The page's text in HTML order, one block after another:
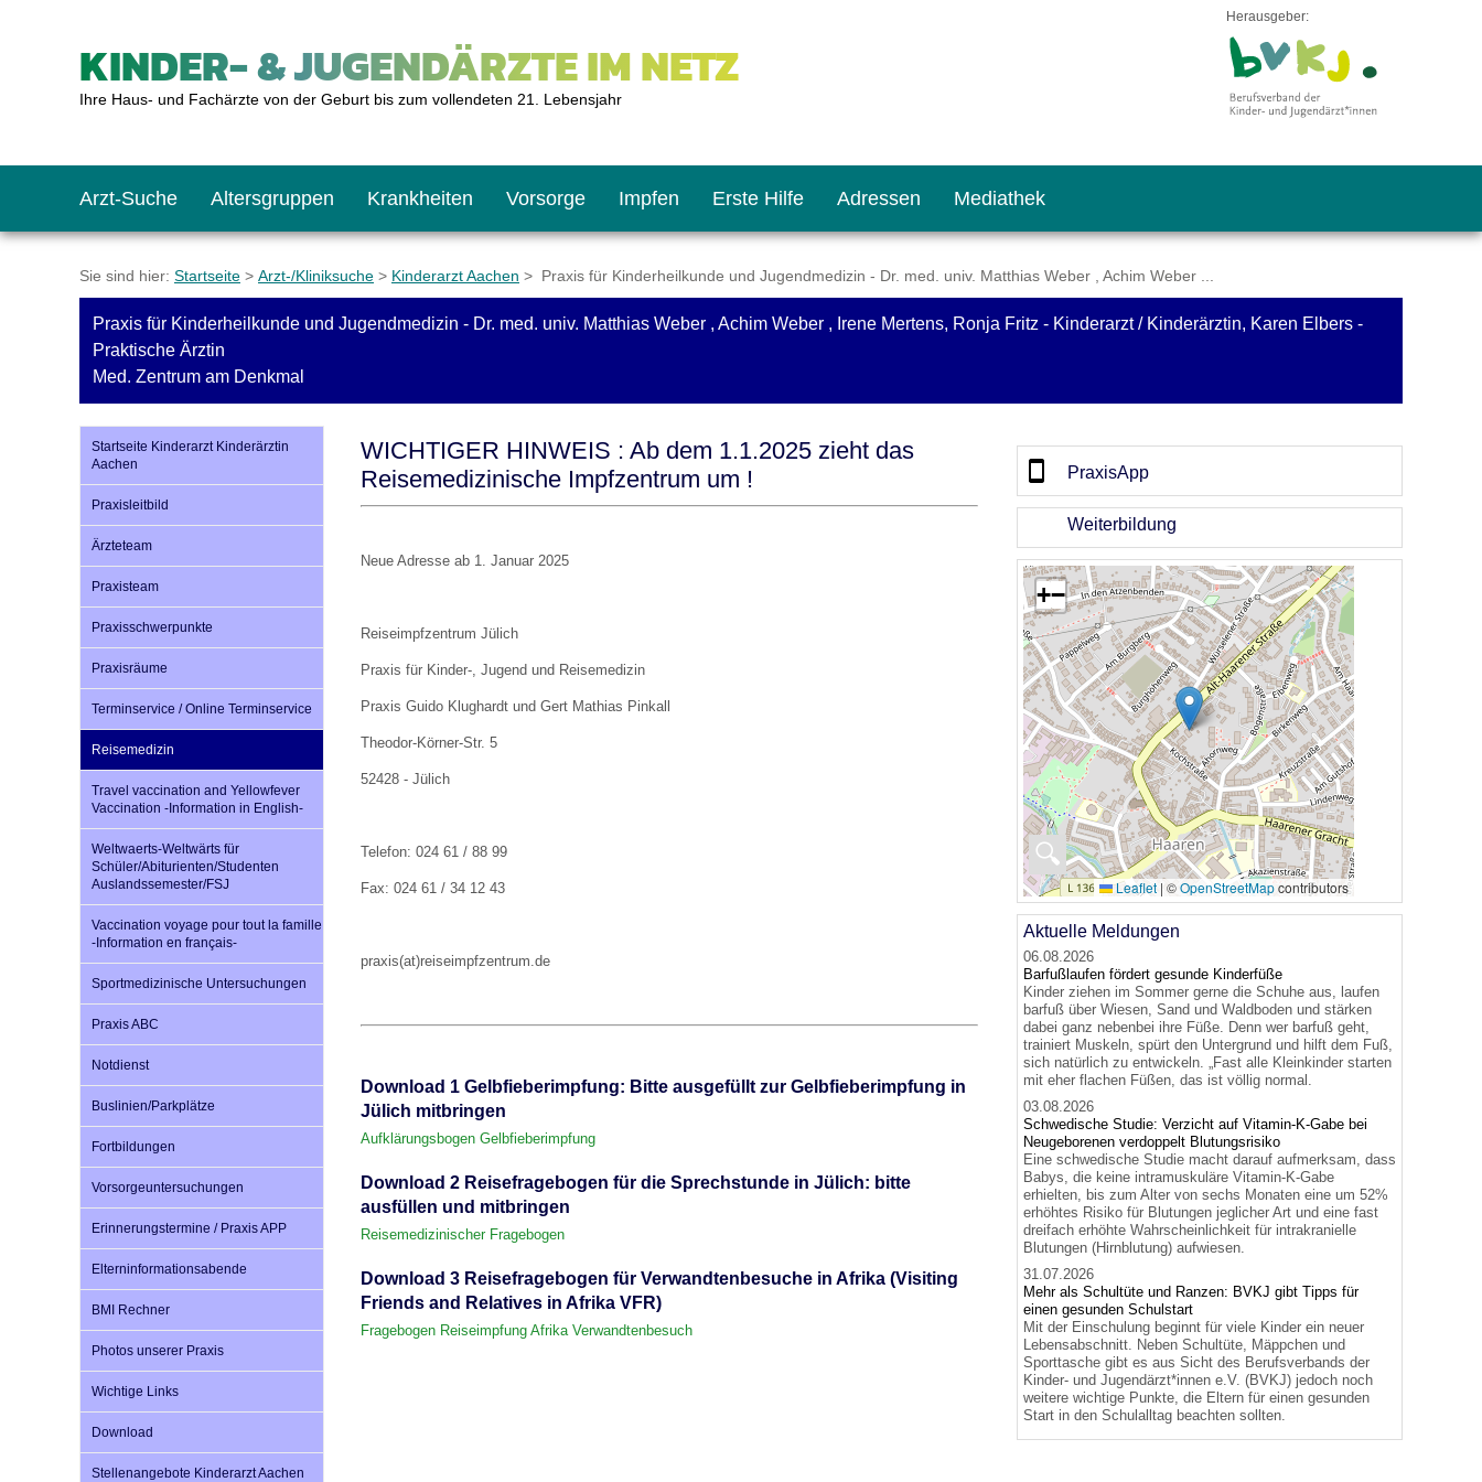
KINDER- & JUGENDÄRZTE IM NETZ
Ihre Haus- und Fachärzte von der Geburt bis zum vollendeten 21. Lebensjahr
Herausgeber:
Arzt-Suche Altersgruppen
Das erste Jahr
Jugendliche
Krankheiten Vorsorge
Baby: U1 bis U6
Teenager: J1 bis J2
Impfen
Impfkalender
Impfreaktionen
Impfsicherheit
Häufige Fragen
Recht auf Impfung
Vorsorge- und Impferinnerung
Erste Hilfe
Notrufnummern
Sofortmaßnahmen
Notdienste
Adressen
Notdienste
Link-Tipps
Mediathek
BMI-Rechner
Wachstum-Rechner
Empfehlungen zum Bildschirmmediengebrauch
Hörlexikon
Material zu den Vorsorgen
Entwicklungskalender
Broschüren und Informationsflyer
Sie sind hier: Startseite > Arzt-/Kliniksuche > Kinderarzt Aachen > Praxis für Kinderheilkunde und Jugendmedizin - Dr. med. univ. Matthias Weber , Achim Weber ...
Praxis für Kinderheilkunde und Jugendmedizin - Dr. med. univ. Matthias Weber , Achim Weber , Irene Mertens, Ronja Fritz - Kinderarzt / Kinderärztin, Karen Elbers -
Praktische Ärztin
Med. Zentrum am Denkmal
Startseite Kinderarzt Kinderärztin
Aachen
Praxisleitbild
Ärzteteam
Praxisteam
Praxisschwerpunkte
Praxisräume
Terminservice / Online Terminservice
Reisemedizin
Travel vaccination and Yellowfever
Vaccination -Information in English-
Weltwaerts-Weltwärts für
Schüler/Abiturienten/Studenten
Auslandssemester/FSJ
Vaccination voyage pour tout la famille
-Information en français-
Sportmedizinische Untersuchungen
Praxis ABC
Notdienst
Buslinien/Parkplätze
Fortbildungen
Vorsorgeuntersuchungen
Erinnerungstermine / Praxis APP
Elterninformationsabende
BMI Rechner
Photos unserer Praxis
Wichtige Links
Download
Stellenangebote Kinderarzt Aachen
WICHTIGER HINWEIS : Ab dem 1.1.2025 zieht das
Reisemedizinische Impfzentrum um !
Neue Adresse ab 1. Januar 2025
Reiseimpfzentrum Jülich
Praxis für Kinder-, Jugend und Reisemedizin
Praxis Guido Klughardt und Gert Mathias Pinkall
Theodor-Körner-Str. 5
52428 - Jülich
Telefon: 024 61 / 88 99
Fax: 024 61 / 34 12 43
praxis(at)reiseimpfzentrum.de
Download 1 Gelbfieberimpfung: Bitte ausgefüllt zur Gelbfieberimpfung in
Jülich mitbringen
Aufklärungsbogen Gelbfieberimpfung
Download 2 Reisefragebogen für die Sprechstunde in Jülich: bitte
ausfüllen und mitbringen
Reisemedizinischer Fragebogen
Download 3 Reisefragebogen für Verwandtenbesuche in Afrika (Visiting
Friends and Relatives in Afrika VFR)
Fragebogen Reiseimpfung Afrika Verwandtenbesuch
PraxisApp
Weiterbildung
🔍
+−
Leaflet | ©OpenStreetMapcontributors
Aktuelle Meldungen
06.08.2026
Barfußlaufen fördert gesunde Kinderfüße
Kinder ziehen im Sommer gerne die Schuhe aus, laufen
barfuß über Wiesen, Sand und Waldboden und stärken
dabei ganz nebenbei ihre Füße. Denn wer barfuß geht,
trainiert Muskeln, spürt den Untergrund und hilft dem Fuß,
sich natürlich zu entwickeln. „Fast alle Kleinkinder starten
mit eher flachen Füßen, das ist völlig normal.
03.08.2026
Schwedische Studie: Verzicht auf Vitamin-K-Gabe bei
Neugeborenen verdoppelt Blutungsrisiko
Eine schwedische Studie macht darauf aufmerksam, dass
Babys, die keine intramuskuläre Vitamin-K-Gabe
erhielten, bis zum Alter von sechs Monaten eine um 52%
erhöhtes Risiko für Blutungen jeglicher Art und eine fast
dreifach erhöhte Wahrscheinlichkeit für intrakranielle
Blutungen (Hirnblutung) aufwiesen.
31.07.2026
Mehr als Schultüte und Ranzen: BVKJ gibt Tipps für
einen gesunden Schulstart
Mit der Einschulung beginnt für viele Kinder ein neuer
Lebensabschnitt. Neben Schultüte, Mäppchen und
Sporttasche gibt es aus Sicht des Berufsverbands der
Kinder- und Jugendärzt*innen e.V. (BVKJ) jedoch noch
weitere wichtige Punkte, die Eltern für einen gesunden
Start in den Schulalltag beachten sollten.